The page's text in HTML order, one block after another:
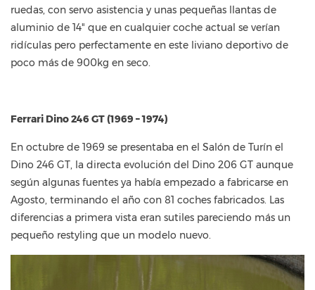
ruedas, con servo asistencia y unas pequeñas llantas de
aluminio de 14" que en cualquier coche actual se verían
ridículas pero perfectamente en este liviano deportivo de
poco más de 900kg en seco.
Ferrari Dino 246 GT (1969 – 1974)
En octubre de 1969 se presentaba en el Salón de Turín el
Dino 246 GT, la directa evolución del Dino 206 GT aunque
según algunas fuentes ya había empezado a fabricarse en
Agosto, terminando el año con 81 coches fabricados. Las
diferencias a primera vista eran sutiles pareciendo más un
pequeño restyling que un modelo nuevo.